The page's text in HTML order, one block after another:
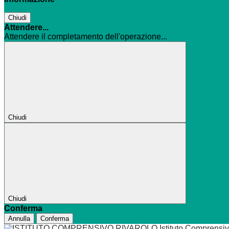
Chiudi
Attendere...
Attendere il completamento dell'operazione...
Chiudi
Chiudi
Conferma
Annulla Conferma